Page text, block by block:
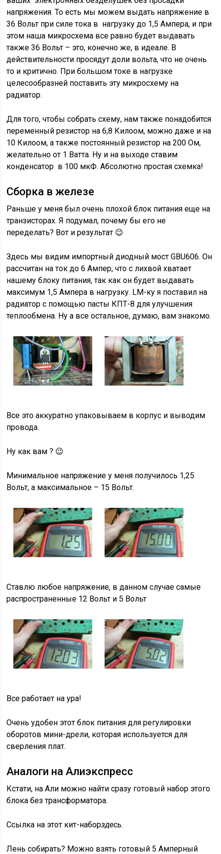
напряжения. То есть мы можем выдать напряжение в
36 Вольт при силе тока в нагрузку до 1,5 Ампера, и при
этом наша микросхема все равно будет выдавать
также 36 Вольт – это, конечно же, в идеале. В
действительности просядут доли вольта, что не очень
то и критично. При большом токе в нагрузке
целесообразней поставить эту микросхему на
радиатор.
Для того, чтобы собрать схему, нам также понадобится
переменный резистор на 6,8 Килоом, можно даже и на
10 Килоом, а также постоянный резистор на 200 Ом,
желательно от 1 Ватта. Ну и на выходе ставим
конденсатор в 100 мкФ. Абсолютно простая схемка!
Сборка в железе
Раньше у меня был очень плохой блок питания еще на
транзисторах. Я подумал, почему бы его не
переделать? Вот и результат 😉
Здесь мы видим импортный диодный мост GBU606. Он
рассчитан на ток до 6 Ампер, что с лихвой хватает
нашему блоку питания, так как он будет выдавать
максимум 1,5 Ампера в нагрузку. LM-ку я поставил на
радиатор с помощью пасты КПТ-8 для улучшения
теплообмена. Ну а все остальное, думаю, вам знакомо.
Все это аккуратно упаковываем в корпус и выводим
провода.
Ну как вам ? 😉
Минимальное напряжение у меня получилось 1,25
Вольт, а максимальное – 15 Вольт.
Ставлю любое напряжение, в данном случае самые
распространенные 12 Вольт и 5 Вольт
Все работает на ура!
Очень удобен этот блок питания для регулировки
оборотов мини-дрели, которая используется для
сверления плат.
Аналоги на Алиэкспресс
Кстати, на Али можно найти сразу готовый набор этого
блока без трансформатора.
Ссылка на этот кит-наборздесь.
Лень собирать? Можно взять готовый 5 Амперный